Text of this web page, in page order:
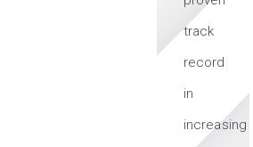
track
record
in
increasing